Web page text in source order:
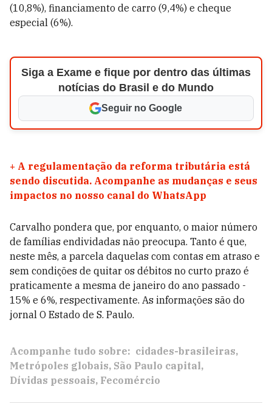
(10,8%), financiamento de carro (9,4%) e cheque
especial (6%).
Siga a Exame e fique por dentro das últimas
notícias do Brasil e do Mundo
Seguir no Google
+ A regulamentação da reforma tributária está
sendo discutida. Acompanhe as mudanças e seus
impactos no nosso canal do WhatsApp
Carvalho pondera que, por enquanto, o maior número
de famílias endividadas não preocupa. Tanto é que,
neste mês, a parcela daquelas com contas em atraso e
sem condições de quitar os débitos no curto prazo é
praticamente a mesma de janeiro do ano passado -
15% e 6%, respectivamente. As informações são do
jornal O Estado de S. Paulo.
Acompanhe tudo sobre: cidades-brasileiras
Metrópoles globais São Paulo capital
Dívidas pessoais Fecomércio